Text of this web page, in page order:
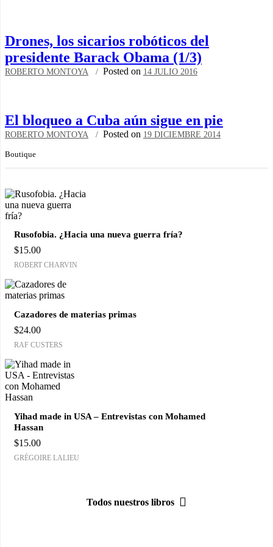
Drones, los sicarios robóticos del
presidente Barack Obama (1/3)
ROBERTO MONTOYA Posted on 14 JULIO 2016
El bloqueo a Cuba aún sigue en pie
ROBERTO MONTOYA Posted on 19 DICIEMBRE 2014
Boutique
Rusofobia. ¿Hacia una nueva guerra fría?
$15.00
ROBERT CHARVIN
Cazadores de materias primas
$24.00
RAF CUSTERS
Yihad made in USA – Entrevistas con Mohamed
Hassan
$15.00
GRÉGOIRE LALIEU
Todos nuestros libros